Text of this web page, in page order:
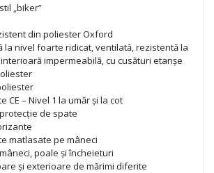
„biker”
din poliester Oxford
la nivel foarte ridicat, ventilată, rezistentă la
impermeabilă, cu cusături etanșe
CE – Nivel 1 la umăr și la cot
de spate
matlasate pe mâneci
poale și încheieturi
și exterioare de mărimi diferite